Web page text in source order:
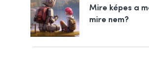
Mire képes a
mire nem?